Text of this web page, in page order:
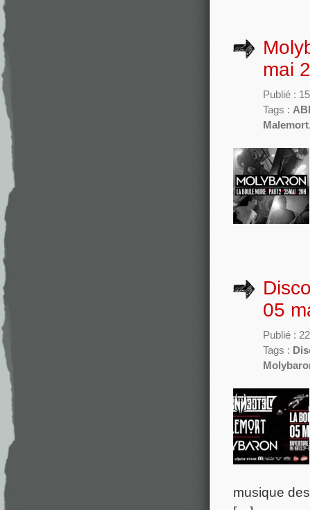
mai
Publié :
Tags :
Malemort
05
Publié :
Tags :
musique